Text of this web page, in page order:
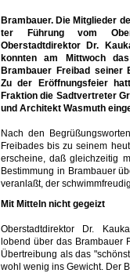
Brambauer. Die Mitglieder
ter Führung vom
Oberstadtdirektor Dr.
konnten am Mittwoch
Brambauer Freibad seiner
Zu der Eröffnungsfeier
Fraktion die Sadtvertreter
und Architekt Wasmuth
Nach den
Freibades bis zu seinem
erscheine, daß gleichzeitig
Bestimmung in Brambauer
veranlaßt, der
Mit Mitteln nicht gegeizt
Oberstadtdirektor Dr.
lobend über das Brambauer
Übertreibung als das
wohl wenig ins Gewicht. Der